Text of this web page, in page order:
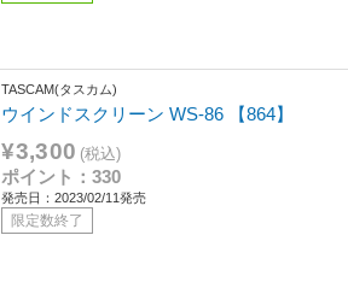
TASCAM(タスカム)
ウインドスクリーン WS-86 【864】
¥3,300 (税込)
ポイント：330
発売日：2023/02/11発売
限定数終了